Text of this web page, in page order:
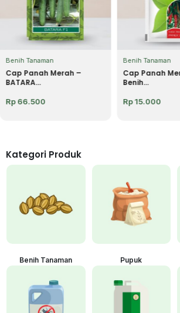
Benih Tanaman
Cap Panah Merah –
BATARA...
Rp66.500
Benih Tanaman
Cap Panah
Benih...
Rp15.000
Kategori Produk
Benih Tanaman Pupuk